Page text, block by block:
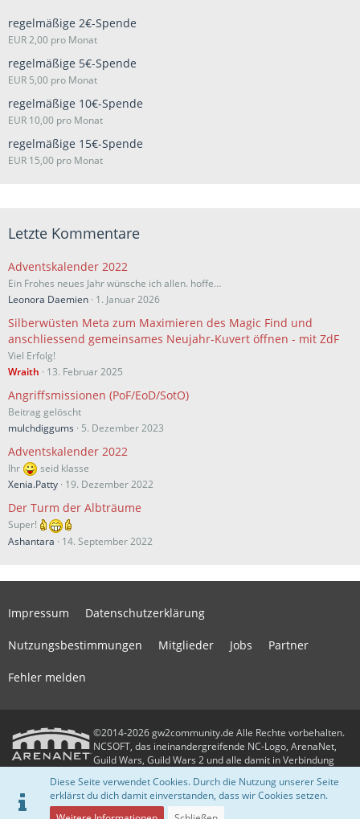
regelmäßige 2€-Spende
EUR 2,00 pro Monat
regelmäßige 5€-Spende
EUR 5,00 pro Monat
regelmäßige 10€-Spende
EUR 10,00 pro Monat
regelmäßige 15€-Spende
EUR 15,00 pro Monat
Letzte Kommentare
Adventskalender 2022
Ein Frohes neues Jahr wünsche ich allen. hoffe…
Leonora Daemien 1. Januar 2026
Silberwüsten Meta zum Maximieren des Magic Find und
anschliessend gemeinsames Neujahr-Kuvert öffnen - mit ZdF
Viel Erfolg!
Wraith
13. Februar 2025
Angriffsmissionen (PoF/EoD/SotO)
Beitrag gelöscht
mulchdiggums
5. Dezember 2023
Adventskalender 2022
Ihr
seid klasse
Xenia.Patty 19. Dezember 2022
Der Turm der Albträume
Super!
Ashantara
14. September 2022
Impressum Datenschutzerklärung
Nutzungsbestimmungen Mitglieder Jobs Partner
Fehler melden
©2014-2026 gw2community.de Alle Rechte vorbehalten.
NCSOFT, das ineinandergreifende NC-Logo, ArenaNet,
Guild Wars, Guild Wars 2 und alle damit in Verbindung
Warenzeichen der NCSOFT Corporation. Alle anderen Warenzeichen oder
eingetragenen Warenzeichen sind das Eigentum ihrer jeweiligen Besitzer.
Community-Software:WoltLab Suite™
Diese Seite verwendet Cookies. Durch die Nutzung unserer Seite
erklärst du dich damit einverstanden, dass wir Cookies setzen.